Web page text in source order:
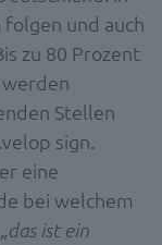
und auch
zu 80 Prozent
Stellen
sign.
eine
bei welchem
„das ist ein